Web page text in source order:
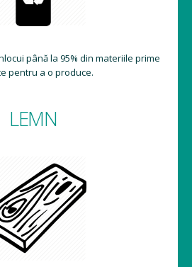
până la 95% din materiile prime
pentru a o produce.
LEMN